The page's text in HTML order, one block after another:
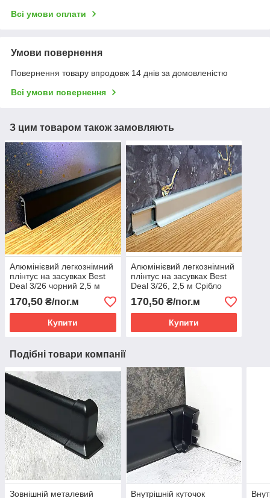
Всі умови оплати
Умови повернення
Повернення товару впродовж 14 днів за домовленістю
Всі умови повернення
З цим товаром також замовляють
Алюмінієвий легкознімний
плінтус на засувках Best
Deal 3/26 чорний 2,5 м
170,50 ₴/пог.м
Купити
Алюмінієвий легкознімний
плінтус на засувках Best
Deal 3/26, 2,5 м Срібло
анодований
170,50₴/пог.м
Купити
Подібні товари компанії
Зовнішній металевий
Внутрішній куточок